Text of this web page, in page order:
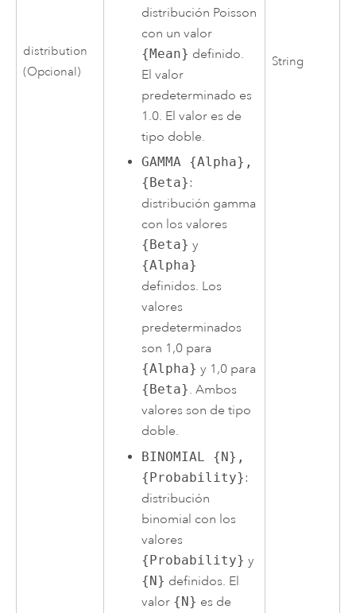
distribution
(Opcional)
distribución Poisson
con un valor
{Mean} definido.
El valor
predeterminado es
1.0. El valor es de
tipo doble.
GAMMA {Alpha},
{Beta}:
distribución gamma
con los valores
{Beta} y
{Alpha}
definidos. Los
valores
predeterminados
son 1,0 para
{Alpha} y 1,0 para
{Beta}. Ambos
valores son de tipo
doble.
BINOMIAL {N},
{Probability}:
distribución
binomial con los
valores
{Probability} y
{N} definidos. El
valor {N} es de
String